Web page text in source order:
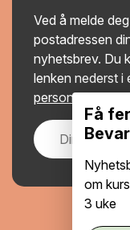
Ved å melde
postadressen
nyhetsbrev. Du
lenken nederst i
Få
om
3 uke